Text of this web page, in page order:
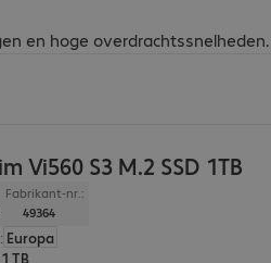
en hoge overdrachtssnelheden.
Vi560 S3 M.2 SSD 1TB
Fabrikant-nr.:
49364
: Europa
1 TB